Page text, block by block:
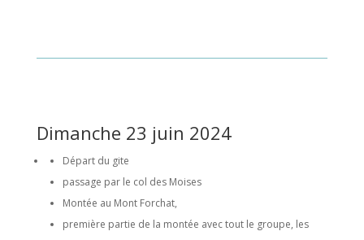
Dimanche 23 juin 2024
Départ du gite
passage par le col des Moises
Montée au Mont Forchat,
première partie de la montée avec tout le groupe, les